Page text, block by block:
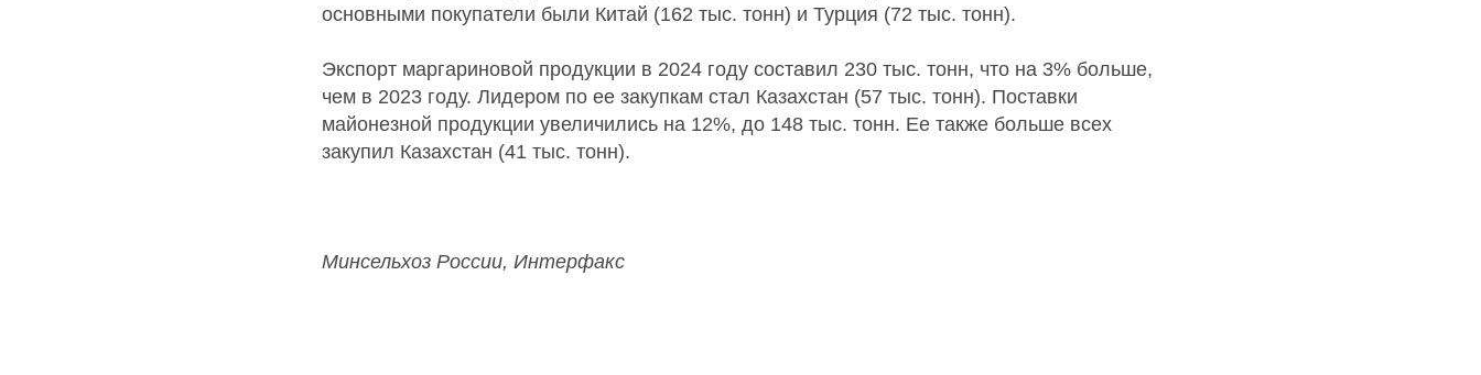
основными покупатели были Китай (162 тыс. тонн) и Турция (72 тыс. тонн).
Экспорт маргариновой продукции в 2024 году составил 230 тыс. тонн, что на 3% больше,
чем в 2023 году. Лидером по ее закупкам стал Казахстан (57 тыс. тонн). Поставки
майонезной продукции увеличились на 12%, до 148 тыс. тонн. Ее также больше всех
закупил Казахстан (41 тыс. тонн).
Минсельхоз России, Интерфакс